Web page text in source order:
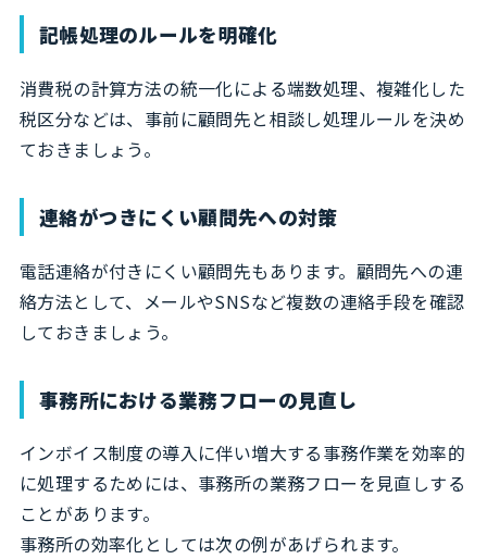
記帳処理のルールを明確化
消費税の計算方法の統一化による端数処理、複雑化した
税区分などは、事前に顧問先と相談し処理ルールを決め
ておきましょう。
連絡がつきにくい顧問先への対策
電話連絡が付きにくい顧問先もあります。顧問先への連
絡方法として、メールやSNSなど複数の連絡手段を確認
しておきましょう。
事務所における業務フローの見直し
インボイス制度の導入に伴い増大する事務作業を効率的
に処理するためには、事務所の業務フローを見直しする
ことがあります。
事務所の効率化としては次の例があげられます。